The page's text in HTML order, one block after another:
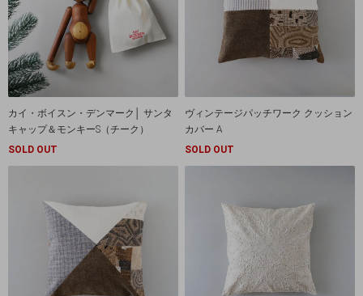
カイ・ボイスン・デンマーク│ サンタ
キャップ＆モンキーS（チーク）
SOLD OUT
ヴィンテージパッチワーク クッション
カバー A
SOLD OUT